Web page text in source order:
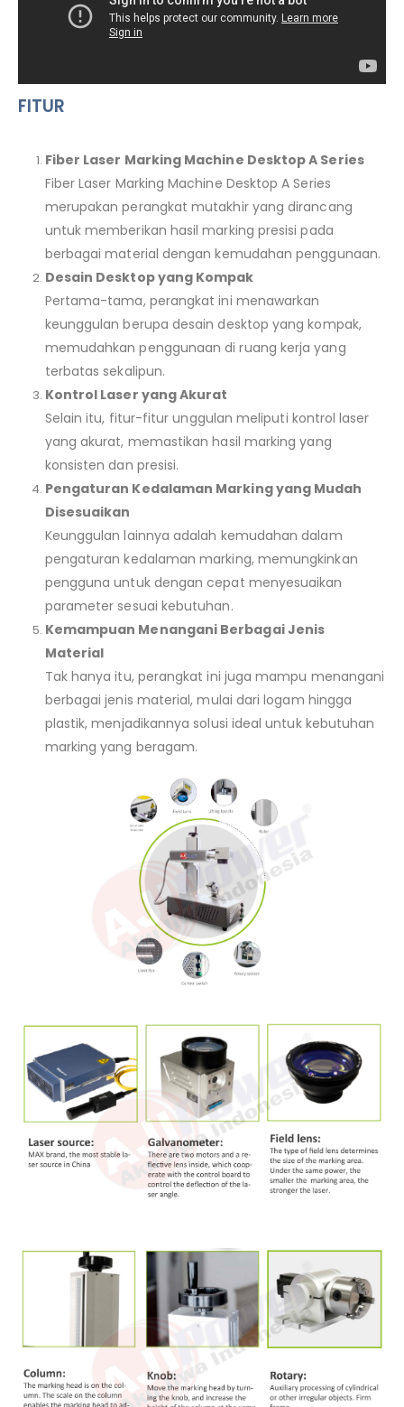
FITUR
Fiber Laser Marking Machine Desktop A Series
Fiber Laser Marking Machine Desktop A Series
merupakan perangkat mutakhir yang dirancang
untuk memberikan hasil marking presisi pada
berbagai material dengan kemudahan penggunaan.
Desain Desktop yang Kompak
Pertama-tama, perangkat ini menawarkan
keunggulan berupa desain desktop yang kompak,
memudahkan penggunaan di ruang kerja yang
terbatas sekalipun.
Kontrol Laser yang Akurat
Selain itu, fitur-fitur unggulan meliputi kontrol laser
yang akurat, memastikan hasil marking yang
konsisten dan presisi.
Pengaturan Kedalaman Marking yang Mudah
Disesuaikan
Keunggulan lainnya adalah kemudahan dalam
pengaturan kedalaman marking, memungkinkan
pengguna untuk dengan cepat menyesuaikan
parameter sesuai kebutuhan.
Kemampuan Menangani Berbagai Jenis
Material
Tak hanya itu, perangkat ini juga mampu menangani
berbagai jenis material, mulai dari logam hingga
plastik, menjadikannya solusi ideal untuk kebutuhan
marking yang beragam.